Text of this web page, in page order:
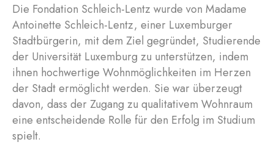
Die Fondation Schleich-Lentz wurde von Madame
Antoinette Schleich-Lentz, einer Luxemburger
Stadtbürgerin, mit dem Ziel gegründet, Studierende
der Universität Luxemburg zu unterstützen, indem
ihnen hochwertige Wohnmöglichkeiten im Herzen
der Stadt ermöglicht werden. Sie war überzeugt
davon, dass der Zugang zu qualitativem Wohnraum
eine entscheidende Rolle für den Erfolg im Studium
spielt.